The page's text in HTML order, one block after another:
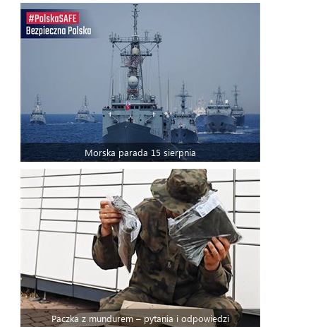
Morska parada 15 sierpnia
Paczka z mundurem – pytania i odpowiedzi